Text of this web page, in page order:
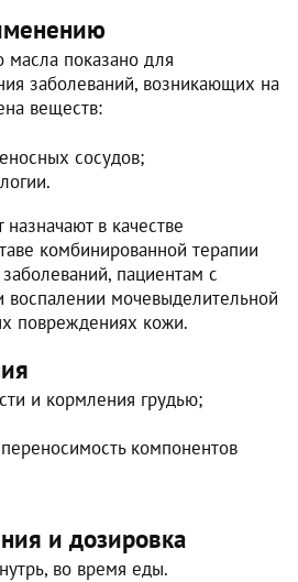
показано для
заболеваний, возникающих на
веществ:
сосудов;
в качестве
комбинированной терапии
пациентам с
воспалении мочевыделительной
повреждениях кожи.
и кормления грудью;
компонентов
и дозировка
во время еды.